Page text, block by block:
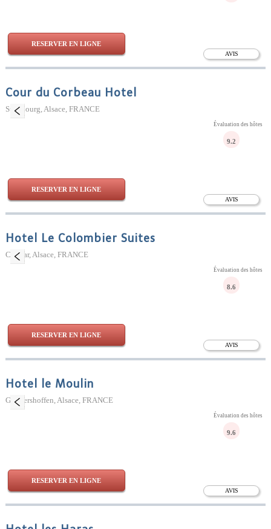
AVIS
RESERVER EN LIGNE
Cour du Corbeau Hotel
Strasbourg, Alsace, FRANCE
AVIS
Évaluation des hôtes
9.2
RESERVER EN LIGNE
Hotel Le Colombier Suites
Colmar, Alsace, FRANCE
AVIS
Évaluation des hôtes
8.6
RESERVER EN LIGNE
Hotel le Moulin
Gundershoffen, Alsace, FRANCE
AVIS
Évaluation des hôtes
9.6
RESERVER EN LIGNE